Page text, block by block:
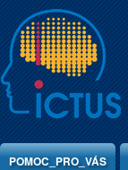
Jump to Content
POMOC_PRO_VÁS